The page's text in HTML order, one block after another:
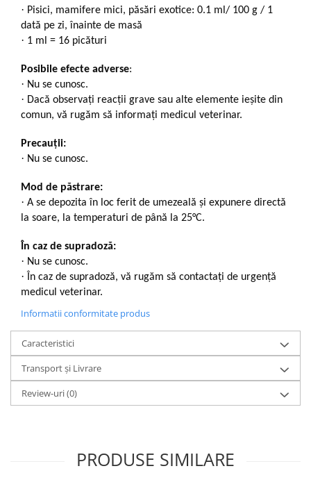
· Pisici, mamifere mici, păsări exotice: 0.1 ml/ 100 g / 1
dată pe zi, înainte de masă
· 1 ml = 16 picături
Posibile efecte adverse:
· Nu se cunosc.
· Dacă observaţi reacţii grave sau alte elemente ieșite din
comun, vă rugăm să informați medicul veterinar.
Precauții:
· Nu se cunosc.
Mod de păstrare:
· A se depozita în loc ferit de umezeală și expunere directă
la soare, la temperaturi de până la 25°C.
În caz de supradoză:
· Nu se cunosc.
· În caz de supradoză, vă rugăm să contactați de urgență
medicul veterinar.
Informatii conformitate produs
Caracteristici
Transport și Livrare
Review-uri(0)
PRODUSE SIMILARE